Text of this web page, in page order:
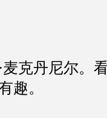
克丹尼尔。
趣。